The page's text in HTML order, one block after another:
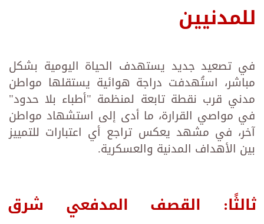
للمدنيين
في تصعيد جديد يستهدف الحياة اليومية بشكل
مباشر، استُهدفت دراجة هوائية يستقلها مواطن
مدني قرب نقطة تابعة لمنظمة "أطباء بلا حدود"
في مواصي القرارة، ما أدى إلى استشهاد مواطن
آخر، في مشهد يعكس تراجع أي اعتبارات للتمييز
بين الأهداف المدنية والعسكرية.
ثالثًا: القصف المدفعي شرق